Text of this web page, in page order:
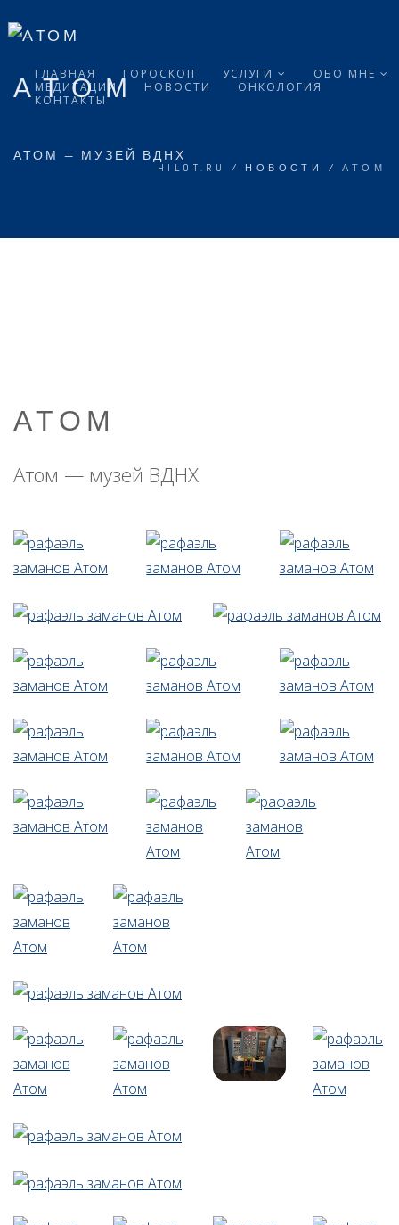
ГЛАВНАЯ ГОРОСКОП УСЛУГИ
ОБО МНЕ
МЕДИТАЦИИ
НОВОСТИ
ОНКОЛОГИЯ
КОНТАКТЫ
АТОМ
АТОМ — МУЗЕЙ ВДНХ
HILOT.RU / НОВОСТИ /АТОМ
АТОМ
Атом — музей ВДНХ